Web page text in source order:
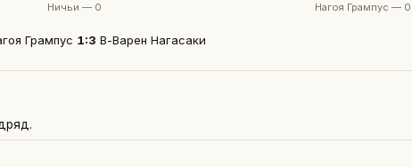
Ничьи — 0 Нагоя Грампус — 0
Грампус 1:3 В-Варен Нагасаки